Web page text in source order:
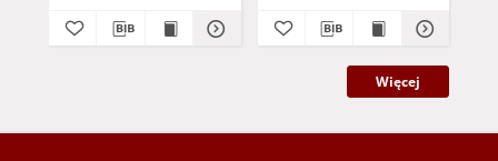
Więcej